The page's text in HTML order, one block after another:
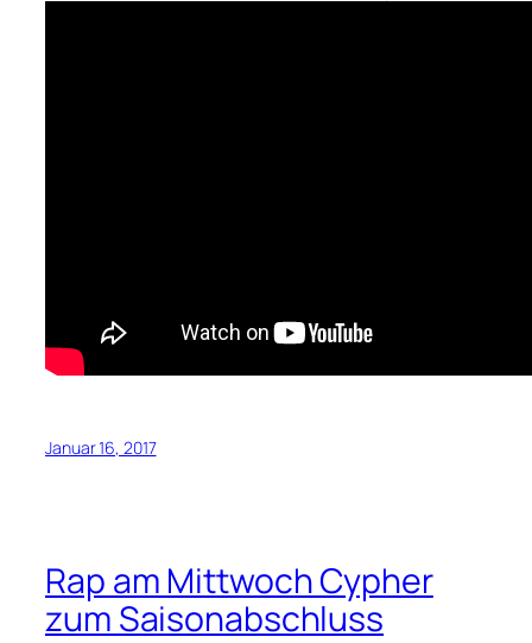
Januar 16, 2017
Rap am Mittwoch Cypher
zum Saisonabschluss